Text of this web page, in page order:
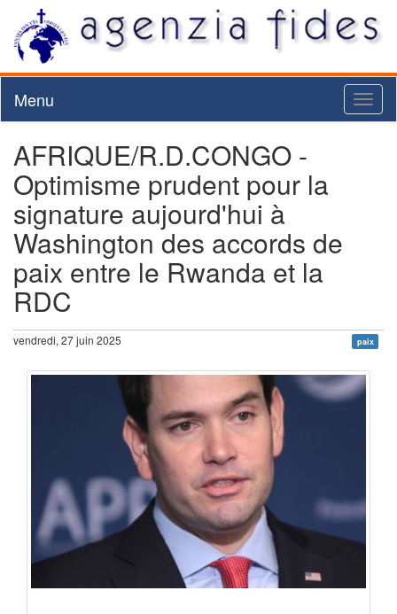
Menu
AFRIQUE/R.D.CONGO -
Optimisme prudent pour la
signature aujourd'hui à
Washington des accords de
paix entre le Rwanda et la
RDC
vendredi, 27 juin 2025 paix